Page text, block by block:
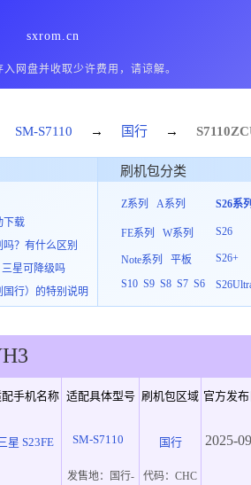
sxrom.cn
网盘并收取少许费用，请谅解。
SM-S7110 → 国行 → S7110
下载
？有什么区别
星可降级吗
行）的特别说明
刷机包分类
Z系列 A系列
FE系列 W系列
Note系列
平板
S10 S9 S8 S7 S6
S26系列
S26
S26+
手机名称 适配具体型号 刷机包区域 官方发
星 S23FE SM-S7110 国行 2025-
发售地：
国行-
代码：CHC